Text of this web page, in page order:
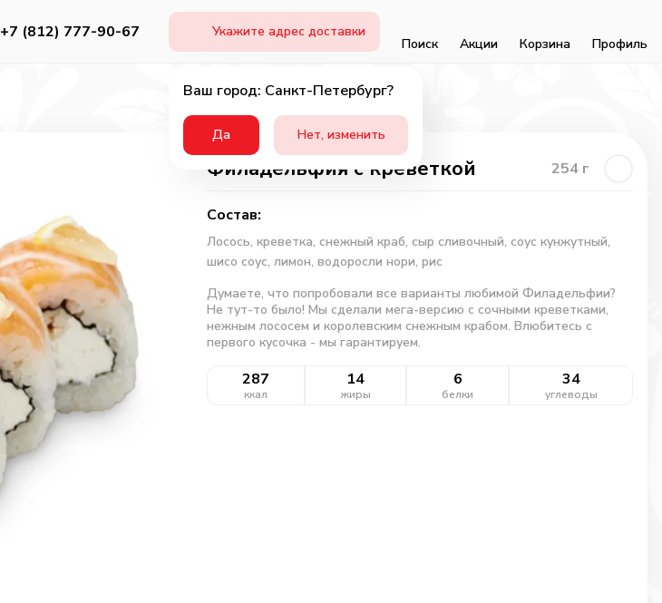
+7 (812) 777-90-67 Укажите адрес доставки
Ваш город: Санкт-Петербург?
Да Нет, изменить
Поиск Акции Корзина Профиль
Филадельфия с креветкой 254 г
Состав:
Лосось, креветка, снежный краб, сыр сливочный, соус кунжутный,
шисо соус, лимон, водоросли нори, рис
Думаете, что попробовали все варианты любимой Филадельфии?
Не тут-то было! Мы сделали мега-версию с сочными креветками,
нежным лососем и королевским снежным крабом. Влюбитесь с
первого кусочка - мы гарантируем.
287
ккал
14
жиры
6
белки
34
углеводы